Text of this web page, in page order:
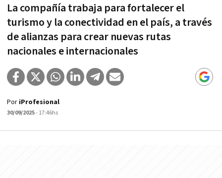
La compañía trabaja para fortalecer el
turismo y la conectividad en el país, a través
de alianzas para crear nuevas rutas
nacionales e internacionales
Por iProfesional
30/09/2025- 17:46hs